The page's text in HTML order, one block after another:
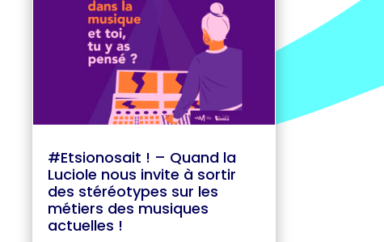
#Etsionosait ! – Quand la
Luciole nous invite à sortir
des stéréotypes sur les
métiers des musiques
actuelles !